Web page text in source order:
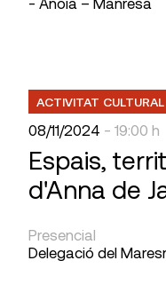
ACTIVITAT CULTURAL
08/11/2024 - 19:00 h
Espais,
d'Anna de
Presencial
Delegació del